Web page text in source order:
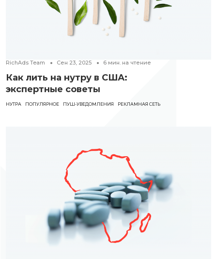
RichAds Team Сен 23, 2025 6 мин. на чтение
Как лить на нутру в США:
экспертные советы
НУТРА ПОПУЛЯРНОЕ ПУШ-УВЕДОМЛЕНИЯ РЕКЛАМНАЯ СЕТЬ